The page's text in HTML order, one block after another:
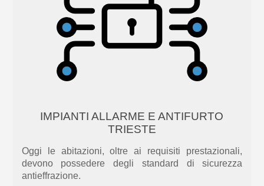
IMPIANTI ALLARME E ANTIFURTO
TRIESTE
Oggi le abitazioni, oltre ai requisiti prestazionali,
devono possedere degli standard di sicurezza
antieffrazione.